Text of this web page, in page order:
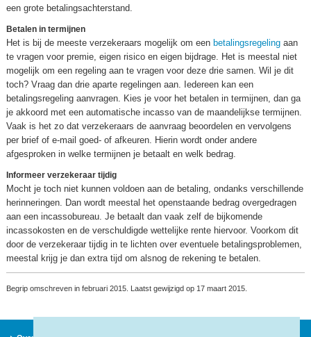
een grote betalingsachterstand.
Betalen in termijnen
Het is bij de meeste verzekeraars mogelijk om een betalingsregeling aan
te vragen voor premie, eigen risico en eigen bijdrage. Het is meestal niet
mogelijk om een regeling aan te vragen voor deze drie samen. Wil je dit
toch? Vraag dan drie aparte regelingen aan. Iedereen kan een
betalingsregeling aanvragen. Kies je voor het betalen in termijnen, dan ga
je akkoord met een automatische incasso van de maandelijkse termijnen.
Vaak is het zo dat verzekeraars de aanvraag beoordelen en vervolgens
per brief of e-mail goed- of afkeuren. Hierin wordt onder andere
afgesproken in welke termijnen je betaalt en welk bedrag.
Informeer verzekeraar tijdig
Mocht je toch niet kunnen voldoen aan de betaling, ondanks verschillende
herinneringen. Dan wordt meestal het openstaande bedrag overgedragen
aan een incassobureau. Je betaalt dan vaak zelf de bijkomende
incassokosten en de verschuldigde wettelijke rente hiervoor. Voorkom dit
door de verzekeraar tijdig in te lichten over eventuele betalingsproblemen,
meestal krijg je dan extra tijd om alsnog de rekening te betalen.
Begrip omschreven in februari 2015. Laatst gewijzigd op 17 maart 2015.